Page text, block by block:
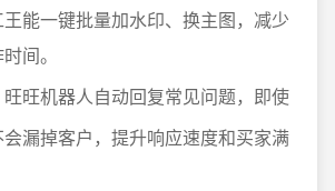
能一键批量加水印、换主图，减少
间。
旺旺机器人自动回复常见问题，即使
漏掉客户，提升响应速度和买家满